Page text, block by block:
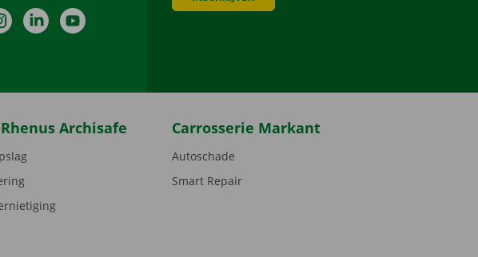
InstagramLinkedInYouTube
Archisafe Carrosserie Markant
Autoschade
Smart Repair